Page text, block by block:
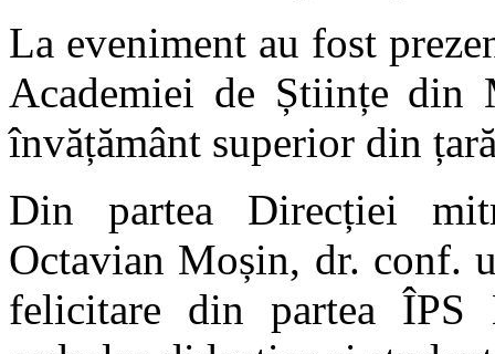
La eveniment au fost
Academiei de Științe
învățământ superior din
Din partea Direcției
Octavian Moșin, dr. conf.
felicitare din partea ÎPS